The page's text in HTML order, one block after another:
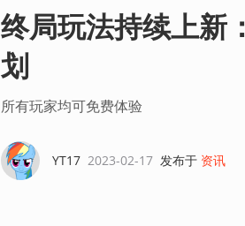
终局玩法持续上新
划
所有玩家均可免费体验
YT17 2023-02-17 发布于 资讯